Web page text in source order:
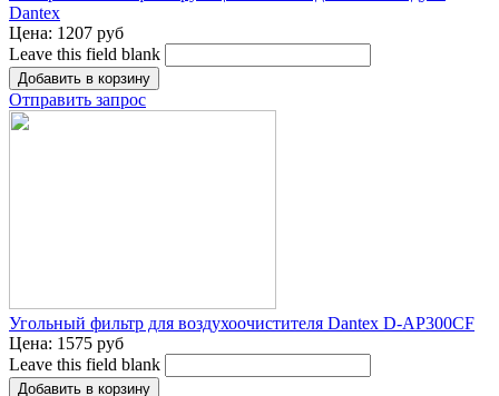
Dantex
Цена: 1207 руб
Leave this field blank
Отправить запрос
Угольный фильтр для воздухоочистителя Dantex D-AP300CF
Цена: 1575 руб
Leave this field blank